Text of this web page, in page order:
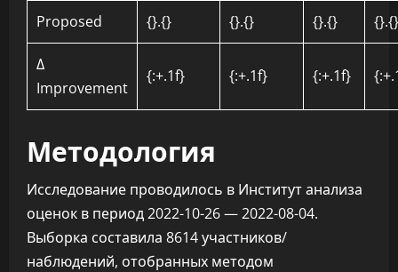
Proposed {}.{} {}.{} {}.{} {}.{}
Δ
Improvement
{:+.1f} {:+.1f} {:+.1f}
Методология
Исследование проводилось в Институт анализа
оценок в период 2022-10-26 — 2022-08-04.
Выборка составила 8614 участников/
наблюдений, отобранных методом